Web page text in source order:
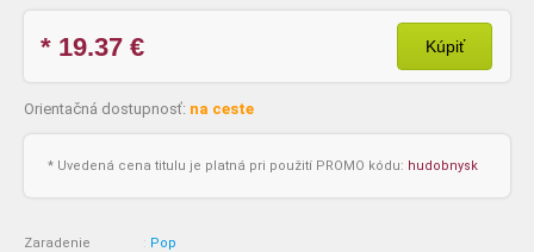
* 19.37 € Kúpiť
Orientačná dostupnosť: na ceste
* Uvedená cena titulu je platná pri použití PROMO kódu: hudobnysk
Zaradenie : Pop